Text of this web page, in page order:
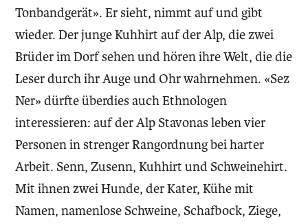
Tonbandgerät». Er sieht, nimmt auf und gibt
wieder. Der junge Kuhhirt auf der Alp, die zwei
Brüder im Dorf sehen und hören ihre Welt, die die
Leser durch ihr Auge und Ohr wahrnehmen. «Sez
Ner» dürfte überdies auch Ethnologen
interessieren: auf der Alp Stavonas leben vier
Personen in strenger Rangordnung bei harter
Arbeit. Senn, Zusenn, Kuhhirt und Schweinehirt.
Mit ihnen zwei Hunde, der Kater, Kühe mit
Namen, namenlose Schweine, Schafbock, Ziege,